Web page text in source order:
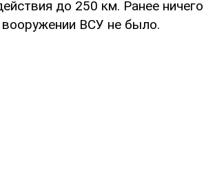
до 250 км. Ранее ничего
вооружении ВСУ не было.